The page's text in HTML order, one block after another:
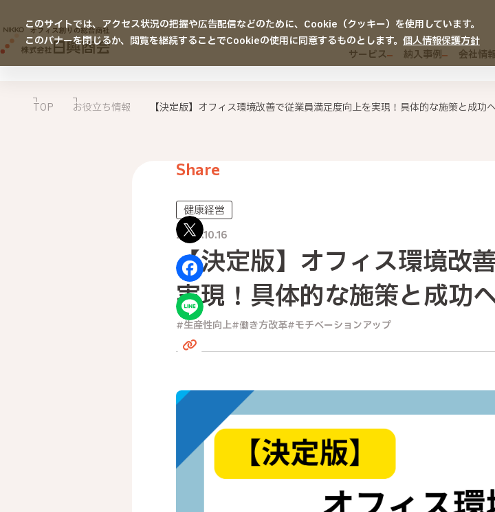
サービス 納入事例 会社情
このサイトでは、アクセス状況の把握や広告配信などのために、Cookie（クッキー）を使用しています。
このバナーを閉じるか、閲覧を継続することでCookieの使用に同意するものとします。 個人情報保護方針
TOP お役立ち情報 【決定版】オフィス環境改善で従業員満足度向上を実現！具体的な施策と成功
健康経営
2025.10.16
【決定版】オフィス環境改
実現！具体的な施策と成功
生産性向上 働き方改革 モチベーションアップ
Share